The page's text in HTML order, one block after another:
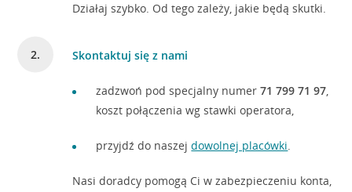
Działaj szybko. Od tego zależy, jakie będą skutki.
Skontaktuj się z nami
zadzwoń pod specjalny numer71 799 71 97,
koszt połączenia wg stawki operatora,
przyjdź do naszejdowolnej placówki.
Nasi doradcy pomogą Ci w zabezpieczeniu konta,